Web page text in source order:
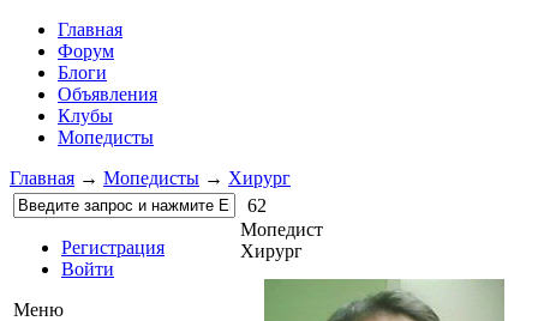
Главная
Форум
Блоги
Объявления
Клубы
Мопедисты
Главная → Мопедисты → Хирург
Регистрация
Войти
Меню
62
Мопедист
Хирург